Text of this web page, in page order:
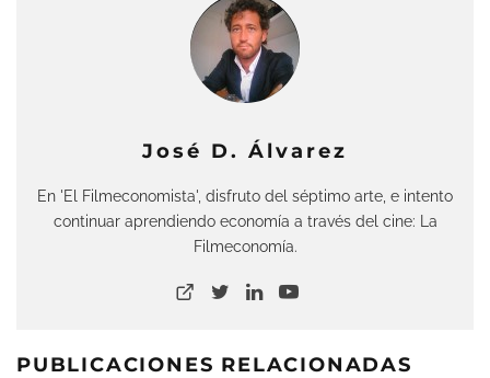
José D. Álvarez
En 'El Filmeconomista', disfruto del séptimo arte, e intento
continuar aprendiendo economía a través del cine: La
Filmeconomía.
PUBLICACIONES RELACIONADAS